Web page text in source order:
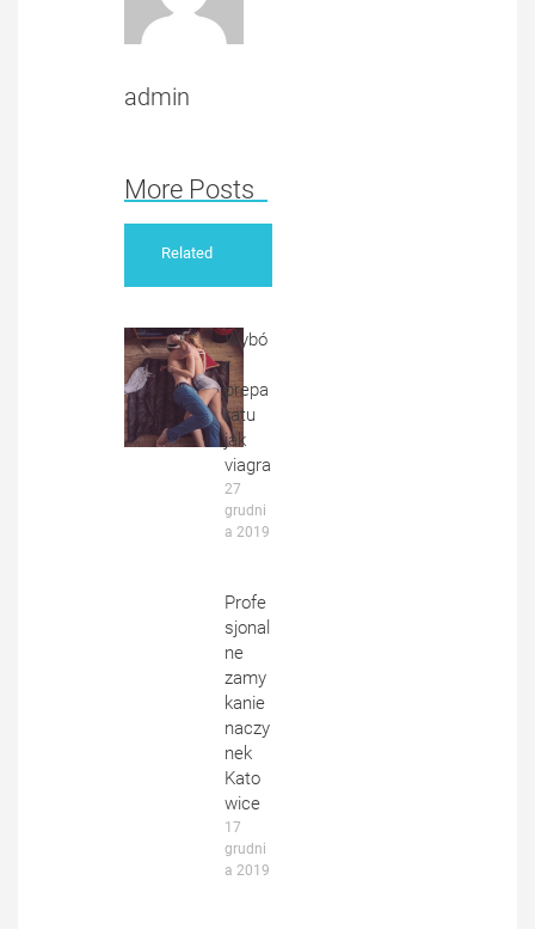
admin
More Posts
Related
Wybó
r
prepa
ratu
jak
viagra
27
grudni
a 2019
Profe
sjonal
ne
zamy
kanie
naczy
nek
Kato
wice
17
grudni
a 2019